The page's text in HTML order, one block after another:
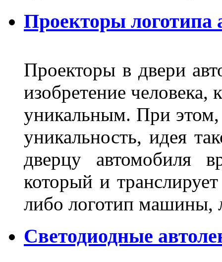
Проекторы логотипа
Проекторы в двери
изобретение человека,
уникальным. При этом,
уникальность, идея
дверцу автомобиля
который и
либо логотип машины,
Светодиодные